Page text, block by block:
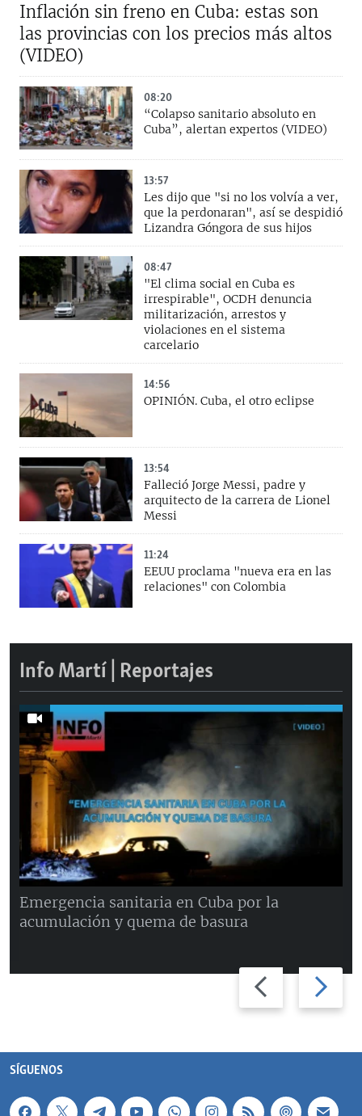
Inflación sin freno en Cuba: estas son
las provincias con los precios más altos
(VIDEO)
08:20
“Colapso sanitario absoluto en
Cuba”, alertan expertos (VIDEO)
13:57
Les dijo que "si no los volvía a ver,
que la perdonaran", así se despidió
Lizandra Góngora de sus hijos
08:47
"El clima social en Cuba es
irrespirable", OCDH denuncia
militarización, arrestos y
violaciones en el sistema
carcelario
14:56
OPINIÓN. Cuba, el otro eclipse
13:54
Falleció Jorge Messi, padre y
arquitecto de la carrera de Lionel
Messi
11:24
EEUU proclama "nueva era en las
relaciones" con Colombia
Info Martí | Reportajes
Previous
slide
Next
slide
Emergencia sanitaria en Cuba por la
acumulación y quema de basura
SÍGUENOS